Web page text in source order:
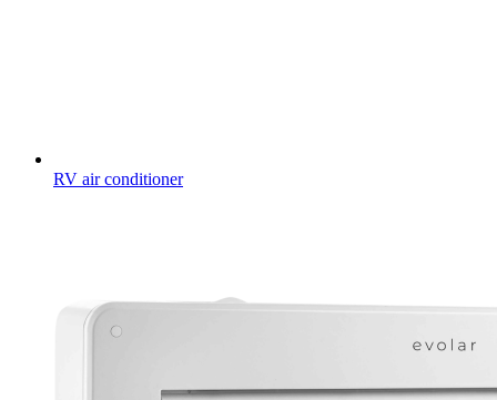
RV air conditioner